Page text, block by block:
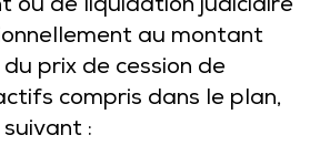
ou de liquidation judiciaire
au montant
prix de cession de
compris dans le plan,
: